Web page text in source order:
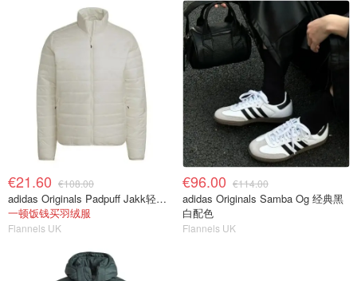
€21.60 €108.00
adidas Originals Padpuff Jakk轻量羽绒
一顿饭钱买羽绒服
Flannels UK
€96.00 €114.00
adidas Originals Samba Og 经典黑
白配色
Flannels UK